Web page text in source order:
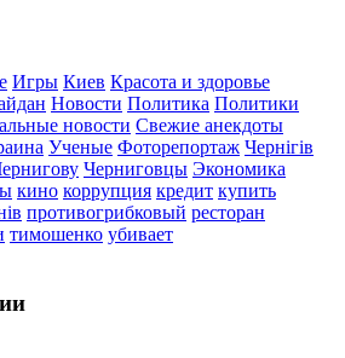
Игры Киев Красота и здоровье
Новости Политика Политики
новости Свежие анекдоты
Ученые Фоторепортаж Чернігів
Черниговцы Экономика
кино коррупция кредит купить
противогрибковый ресторан
тимошенко убивает